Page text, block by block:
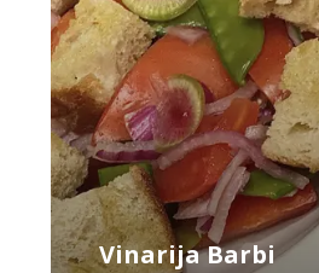
Vinarija Barbi